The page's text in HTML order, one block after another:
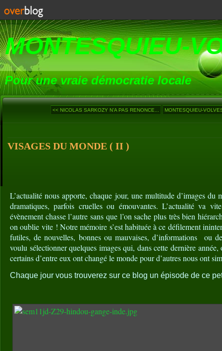
MONTESQUIEU-
Pour une vraie démocratie locale
<< NICOLAS SARKOZY N’A PAS RENONCE... MONTESQUIEU-
VISAGES DU MONDE ( II )
L’actualité nous apporte, chaque jour, une multitude d’images du
dramatiques, parfois cruelles ou émouvantes. L’actualité va
évènement chasse l’autre sans que l’on sache plus très bien
on oublie vite ! Notre mémoire s’est habituée à ce défilement
futiles, de nouvelles, bonnes ou mauvaises, d’informations
ou
voulu sélectionner quelques images qui, dans cette dernière
certains d’entre eux ont changé le monde pour d’autres nous ont
Chaque jour vous trouverez sur ce blog un épisode de ce